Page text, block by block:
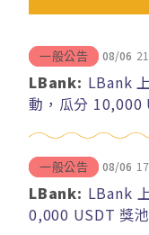
一般公告 08/06
LBank: LBank
動，瓜分 10,000
一般公告 08/06
LBank: LBank
0,000 USDT 獎池